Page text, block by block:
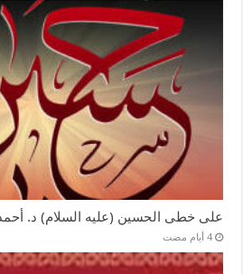
على خطى الحسين (عليه السلام) د.
‏4 أيام مضت